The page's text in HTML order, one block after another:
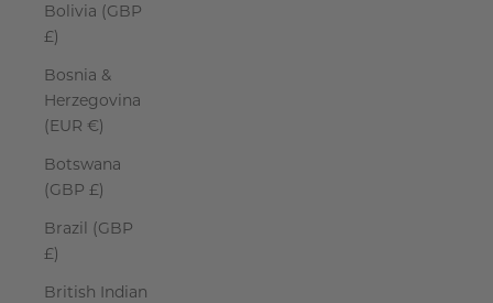
Bolivia (GBP
£)
Bosnia &
Herzegovina
(EUR €)
Botswana
(GBP £)
Brazil (GBP
£)
British Indian